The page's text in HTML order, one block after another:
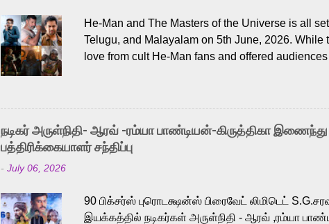
He-Man and The Masters of the Universe is all
Telugu, and Malayalam on 5th June, 2026.
love from cult He-Man fans and offered
Adding to the growing buzz is the film’s
singer Karthik, who lends his voice to the iconic
like “Behene De” from Raavan, “Oru Maalai”
Karthik is loved for his versatile voice and strong
a strong fit for the legendary character. Adithya
நடிகர் அருள்நிதி- ஆரவ் -ரம்யா பாண்டியன்-கிருத்திகா
பத்திரிக்கையாளர் சந்திப்பு
- July 06, 2026
90 பிக்சர்ஸ் புரொடக்ஷன்ஸ் பிரைவேட் லிமிடெட்
இயக்கத்தில் நடிகர்கள் அருள்நிதி - ஆரவ் ,ரம்யா